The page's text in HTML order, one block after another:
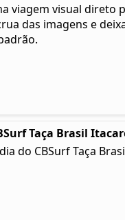
viagem visual direto
das imagens e
Taça Brasil
do CBSurf Taça